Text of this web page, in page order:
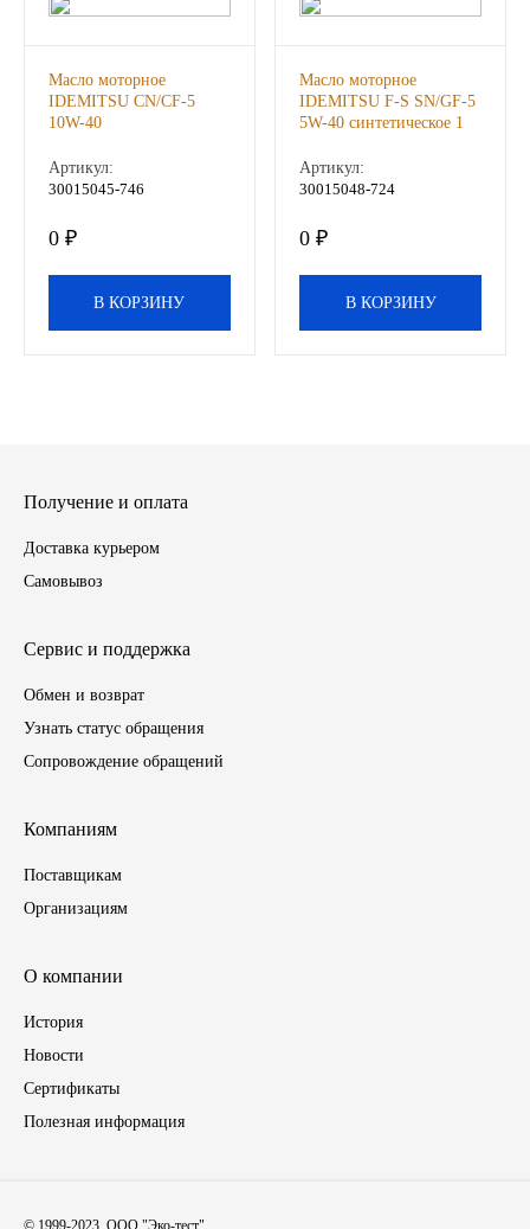
УРАЛ
Cummmins
Автотовары
Материалы для ремонта
Книги, бланки
Фитинги
Камеры колеса, ободная лента
Масло моторное
IDEMITSU CN/CF-5
10W-40
шт
Артикул:
30015045-746
0 ₽
В КОРЗИНУ
Масло моторное
IDEMITSU F-S SN/GF-5
5W-40 синтетическое 1
Артикул:
30015048-724
0 ₽
В КОРЗИНУ
Получение и оплата
Доставка курьером
Самовывоз
Сервис и поддержка
Обмен и возврат
Узнать статус обращения
Сопровождение обращений
Компаниям
Поставщикам
Организациям
О компании
История
Новости
Сертификаты
Полезная информация
© 1999-2023, ООО "Эко-тест".